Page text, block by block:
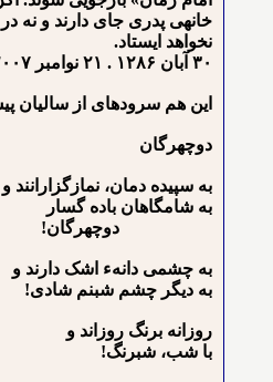
خانه⁯ی پدری جای دارند و نه
نخواهد ایستاد.
۳۰ آبان ۱۲۸۶ . ۲۱ نوامبر ۲۰۰۷
این هم سروده⁯ای از سالیان
دوچهرگان
به سپیده دمان، نمازگزارانند و
به شامگاهان باده گسار
دوچهرگان!
به چشمی دانهء اشک دارند و
به دیگر چشم شبنم شادی!
روزانه برنگ روزاند و
با شب، شبرنگ!